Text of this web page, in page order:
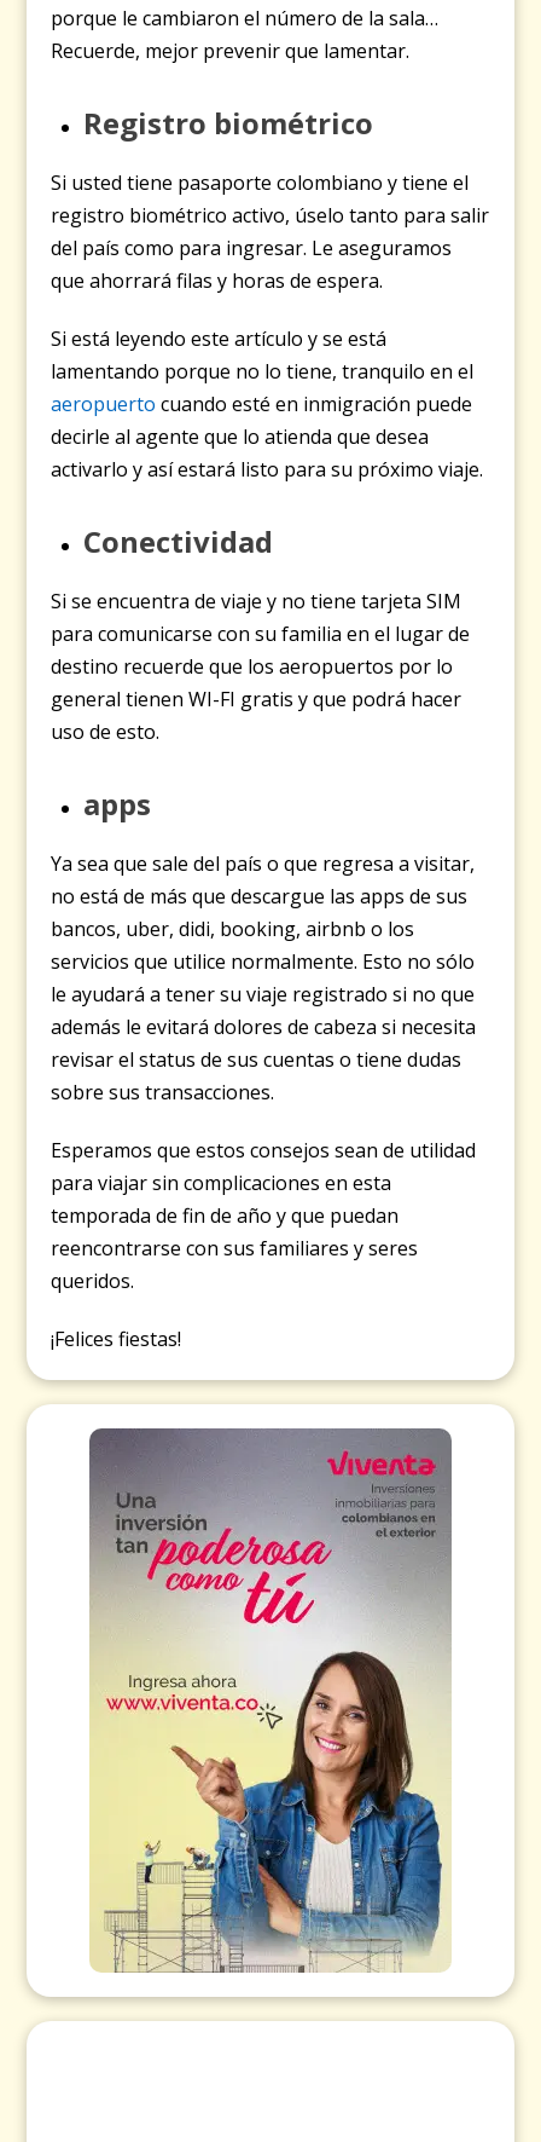
porque le cambiaron el número de la sala…
Recuerde, mejor prevenir que lamentar.
Registro biométrico
Si usted tiene pasaporte colombiano y tiene el
registro biométrico activo, úselo tanto para salir
del país como para ingresar. Le aseguramos
que ahorrará filas y horas de espera.
Si está leyendo este artículo y se está
lamentando porque no lo tiene, tranquilo en el
aeropuerto cuando esté en inmigración puede
decirle al agente que lo atienda que desea
activarlo y así estará listo para su próximo viaje.
Conectividad
Si se encuentra de viaje y no tiene tarjeta SIM
para comunicarse con su familia en el lugar de
destino recuerde que los aeropuertos por lo
general tienen WI-FI gratis y que podrá hacer
uso de esto.
apps
Ya sea que sale del país o que regresa a visitar,
no está de más que descargue las apps de sus
bancos, uber, didi, booking, airbnb o los
servicios que utilice normalmente. Esto no sólo
le ayudará a tener su viaje registrado si no que
además le evitará dolores de cabeza si necesita
revisar el status de sus cuentas o tiene dudas
sobre sus transacciones.
Esperamos que estos consejos sean de utilidad
para viajar sin complicaciones en esta
temporada de fin de año y que puedan
reencontrarse con sus familiares y seres
queridos.
¡Felices fiestas!